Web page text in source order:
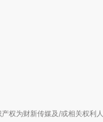
权为财新传媒及/或相关权利